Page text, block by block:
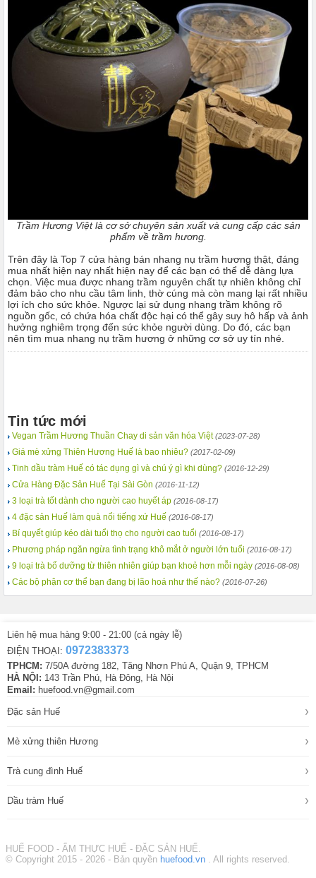
Trầm Hương Việt là cơ sở chuyên sản xuất và cung cấp các sản
phẩm về trầm hương.
Trên đây là Top 7 cửa hàng bán nhang nụ trầm hương thật, đáng
mua nhất hiện nay nhất hiện nay để các bạn có thể dễ dàng lựa
chọn. Việc mua được nhang trầm nguyên chất tự nhiên không chỉ
đảm bảo cho nhu cầu tâm linh, thờ cúng mà còn mang lại rất nhiều
lợi ích cho sức khỏe. Ngược lại sử dụng nhang trầm không rõ
nguồn gốc, có chứa hóa chất độc hại có thể gây suy hô hấp và ảnh
hưởng nghiêm trọng đến sức khỏe người dùng. Do đó, các bạn
nên tìm mua nhang nụ trầm hương ở những cơ sở uy tín nhé.
Tin tức mới
Vegan Trầm Hương Thuần Chay di sản văn hóa Việt (2023-07-28)
Giá mè xửng Thiên Hương Huế là bao nhiêu? (2017-02-09)
Tinh dầu tràm Huế có tác dụng gì và chú ý gì khi dùng? (2016-12-29)
Cửa Hàng Đặc Sản Huế Tại Sài Gòn (2016-11-12)
3 loại trà tốt dành cho người cao huyết áp (2016-08-17)
4 đặc sản Huế làm quà nổi tiếng xứ Huế (2016-08-17)
Bí quyết giúp kéo dài tuổi thọ cho người cao tuổi (2016-08-17)
Phương pháp ngăn ngừa tình trạng khô mắt ở người lớn tuổi (2016-08-17)
9 loại trà bổ dưỡng từ thiên nhiên giúp bạn khoẻ hơn mỗi ngày (2016-08-08)
Các bộ phận cơ thể bạn đang bị lão hoá như thế nào? (2016-07-26)
Liên hệ mua hàng 9:00 - 21:00 (cả ngày lễ)
ĐIỆN THOẠI: 0972383373
TPHCM: 7/50A đường 182, Tăng Nhơn Phú A, Quận 9, TPHCM
HÀ NỘI: 143 Trần Phú, Hà Đông, Hà Nội
Email: huefood.vn@gmail.com
Đặc sản Huế ›
Mè xửng thiên Hương ›
Trà cung đình Huế ›
Dầu tràm Huế ›
HUẾ FOOD - ẨM THỰC HUẾ - ĐẶC SẢN HUẾ.
© Copyright 2015 - 2026 - Bản quyền huefood.vn . All rights reserved.